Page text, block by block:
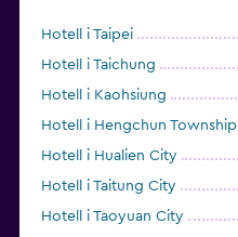
Hotell i Taipei
Hotell i Taichung
Hotell i Kaohsiung
Hotell i Hengchun Township
Hotell i Hualien City
Hotell i Taitung City
Hotell i Taoyuan City